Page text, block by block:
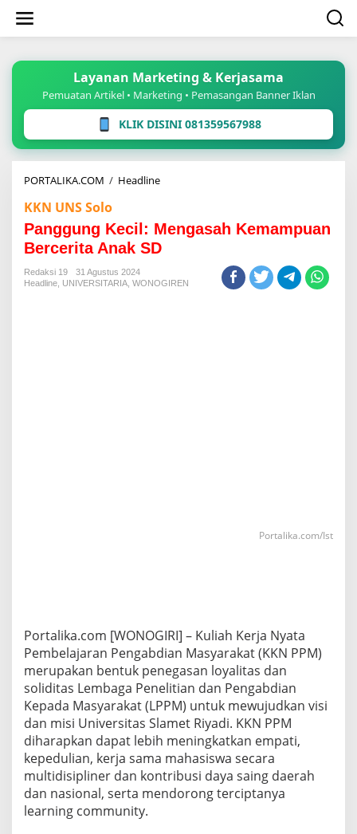
konten
Layanan Marketing & Kerjasama
Pemuatan Artikel • Marketing • Pemasangan Banner Iklan
KLIK DISINI 081359567988
PORTALIKA.COM / HeadlinePanggung
Kemampuan
Bercerita
Anak
KKN UNS Solo
Panggung Kecil: Mengasah Kemampuan
Bercerita Anak SD
Redaksi 19
31 Agustus 2024
Headline
UNIVERSITARIA WONOGIREN
Portalika.com/Ist
Portalika.com [WONOGIRI] – Kuliah Kerja Nyata
Pembelajaran Pengabdian Masyarakat (KKN PPM)
merupakan bentuk penegasan loyalitas dan
soliditas Lembaga Penelitian dan Pengabdian
Kepada Masyarakat (LPPM) untuk mewujudkan visi
dan misi Universitas Slamet Riyadi. KKN PPM
diharapkan dapat lebih meningkatkan empati,
kepedulian, kerja sama mahasiswa secara
multidisipliner dan kontribusi daya saing daerah
dan nasional, serta mendorong terciptanya
learning community.